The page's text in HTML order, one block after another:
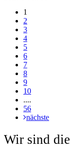
1
2
3
4
5
6
7
8
9
10
....
56
nächste
Wir sind die